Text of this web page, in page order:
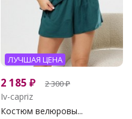
ЛУЧШАЯ ЦЕНА
2 185 ₽ 2 300₽
Iv-capriz
Костюм велюровы...